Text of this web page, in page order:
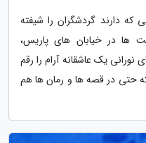
دارند گردشگران را شیفته
ها در خیابان های پاریس،
نورانی یک عاشقانه آرام را رقم
حتی در قصه ها و رمان ها هم